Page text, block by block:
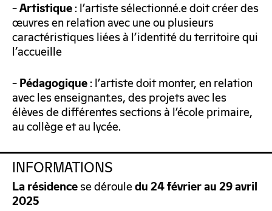
–Artistique: l’artiste sélectionné.e doit créer des
œuvres en relation avec une ou plusieurs
caractéristiques liées à l’identité du territoire qui
l’accueille
–Pédagogique: l’artiste doit monter, en relation
avec les enseignant.es, des projets avec les
élèves de différentes sections à l’école primaire,
au collège et au lycée.
INFORMATIONS
Larésidencese dérouledu 24 février au 29 avril
2025